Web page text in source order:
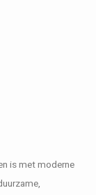
is met moderne